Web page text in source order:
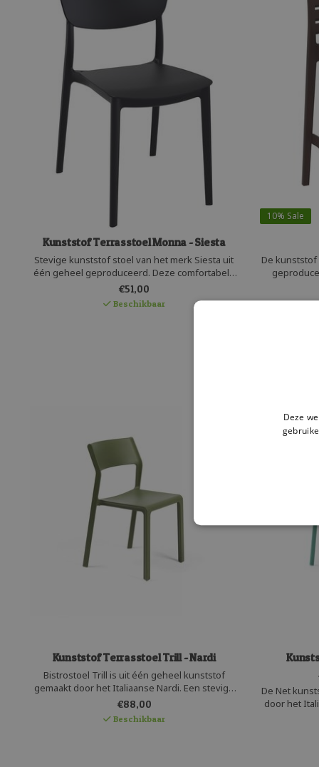
Kunststof Terrasstoel Monna - Siesta
Stevige kunststof stoel van het merk Siesta uit
één geheel geproduceerd. Deze comfortabele
kunststof stapelstoel is licht in gewicht en
makkelijk stapelbaar. De Monna stoel is UV
bestendig en recyclebaar. Deze kunststof stoel
€51,00
Beschikbaar
10% Sale
De
patroon
Kunststof Terrasstoel Trill - Nardi
Bistrostoel Trill is uit één geheel kunststof
gemaakt door het Italiaanse Nardi. Een stevige
stapelstoel in een tijdloos design. Deze
terrasstoel is uniform gekleurd en heeft een
matte uitstraling. Het polypropyleen is UV
€88,00
Beschikbaar
De Net
door het
gaatjes
wordt
Deze